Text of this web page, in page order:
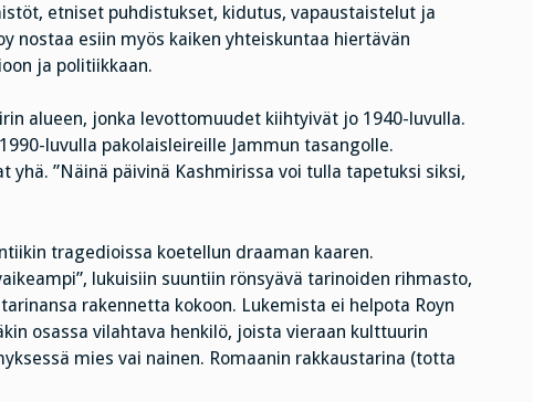
etniset puhdistukset, kidutus, vapaustaistelut ja
nostaa esiin myös kaiken yhteiskuntaa hiertävän
ja politiikkaan.
alueen, jonka levottomuudet kiihtyivät jo 1940-luvulla.
luvulla pakolaisleireille Jammun tasangolle.
”Näinä päivinä Kashmirissa voi tulla tapetuksi siksi,
tragedioissa koetellun draaman kaaren.
lukuisiin suuntiin rönsyävä tarinoiden rihmasto,
rakennetta kokoon. Lukemista ei helpota Royn
osassa vilahtava henkilö, joista vieraan kulttuurin
mies vai nainen. Romaanin rakkaustarina (totta